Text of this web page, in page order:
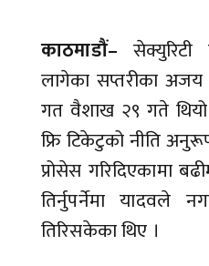
काठमाडौं–
लागेका सप्तरीका
गत वैशाख २९ गते थियो
फ्रि टिकेटुको नीति
प्रोसेस गरिदिएकामा
तिर्नुपर्नेमा यादवले
तिरिसकेका थिए ।